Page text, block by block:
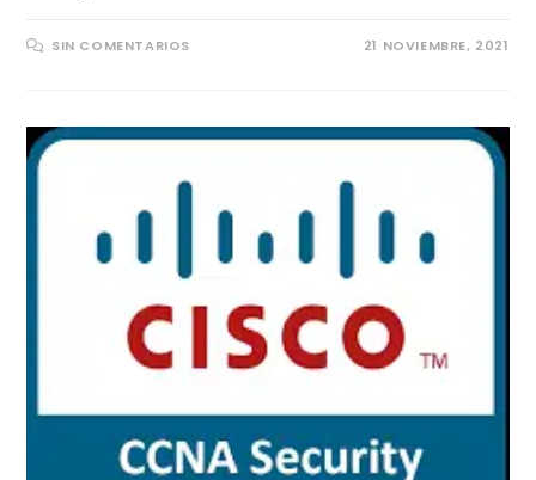
SIN COMENTARIOS 21 NOVIEMBRE, 2021